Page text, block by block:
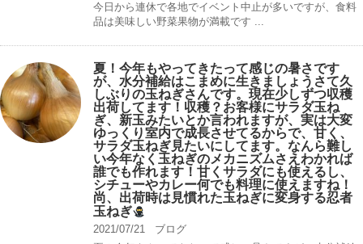
今日から連休で各地でイベント中止が多いですが、食料
品は美味しい野菜果物が満載です ...
夏！今年もやってきたって感じの暑さです
が、水分補給はこまめに生きましょうさて久
しぶりの玉ねぎさんです。現在少しずつ収穫
出荷してます！収穫？お客様にサラダ玉ね
ぎ、新玉みたいとか言われますが、実は大変
ゆっくり室内で成長させてるからで、甘く、
サラダ玉ねぎ見たいにしてます。なんら難し
い今年なく玉ねぎのメカニズムさえわかれば
誰でも作れます！甘くサラダにも使えるし、
シチューやカレー何でも料理に使えますね！
尚、出荷時は見慣れた玉ねぎに変身する忍者
玉ねぎ
2021/07/21
ブログ